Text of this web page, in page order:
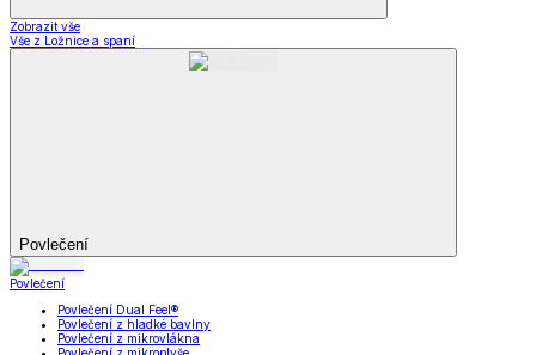
Zobrazit vše
Vše z Ložnice a spaní
Povlečení
Povlečení
Povlečení Dual Feel®
Povlečení z hladké bavlny
Povlečení z mikrovlákna